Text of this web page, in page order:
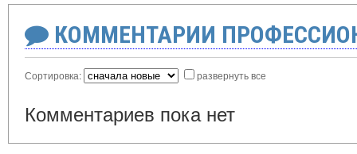
КОММЕНТАРИИ
Сортировка: развернуть все
Комментариев пока нет